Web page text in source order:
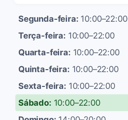
Segunda-feira: 10:00–22:00
Terça-feira: 10:00–22:00
Quarta-feira: 10:00–22:00
Quinta-feira: 10:00–22:00
Sexta-feira: 10:00–22:00
Sábado: 10:00–22:00